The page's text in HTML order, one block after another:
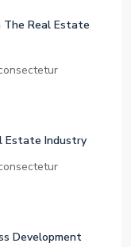
The Real Estate
Estate Industry
Development